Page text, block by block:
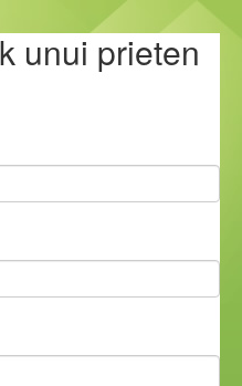
unui prieten